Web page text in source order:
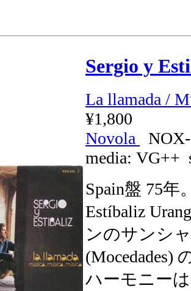
Sergio y
La llamada /
¥1,800
Novola
media: VG++
Spain盤 75年
Estíbaliz
ンのサンシ
(Mocedades)
ハーモニー